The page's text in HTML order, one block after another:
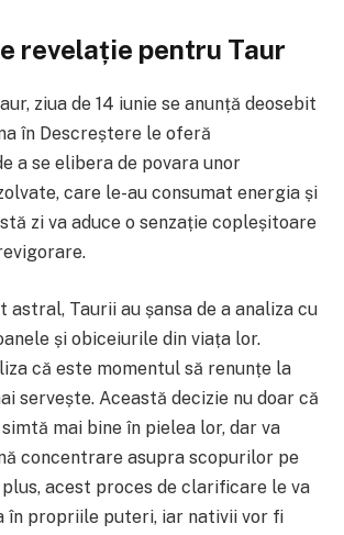
revelație pentru Taur
ziua de 14 iunie se anunță deosebit
în Descreștere le oferă
a se elibera de povara unor
care le-au consumat energia și
zi va aduce o senzație copleșitoare
astral, Taurii au șansa de a analiza cu
și obiceiurile din viața lor.
că este momentul să renunțe la
servește. Această decizie nu doar că
mai bine în pielea lor, dar va
concentrare asupra scopurilor pe
acest proces de clarificare le va
în propriile puteri, iar nativii vor fi